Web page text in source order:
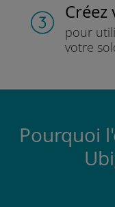
pour
votre
Pourquoi